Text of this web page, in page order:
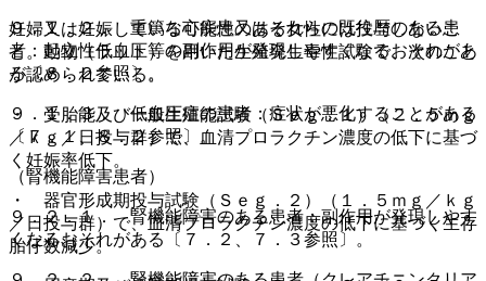
妊婦又は妊娠している可能性のある女性には投与しないこ
と。動物（ラット）を用いた生殖発生毒性試験で、次のこと
が認められている。
・ 受胎能及び一般生殖能試験（Ｓｅｇ．１）（２．５ｍｇ
／ｋｇ／日投与群）で、血清プロラクチン濃度の低下に基づ
く妊娠率低下。
・ 器官形成期投与試験（Ｓｅｇ．２）（１．５ｍｇ／ｋｇ
／日投与群）で、血清プロラクチン濃度の低下に基づく生存
胎仔数減少。
９．１．２． 重篤な心疾患又はそれらの既往歴のある患
者：起立性低血圧等の副作用が発現しやすくなるおそれがあ
る〔８．２参照〕。
９．１．３． 低血圧症の患者：症状が悪化することがある
〔７．１、８．２参照〕。
（腎機能障害患者）
９．２．１． 腎機能障害のある患者：副作用が発現しやす
くなるおそれがある〔７．２、７．３参照〕。